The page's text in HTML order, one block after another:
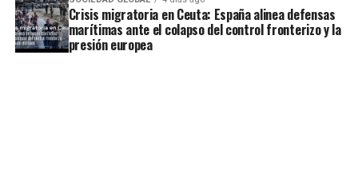
Crisis migratoria en Ceuta: España alinea defensas
marítimas ante el colapso del control fronterizo y la
presión europea